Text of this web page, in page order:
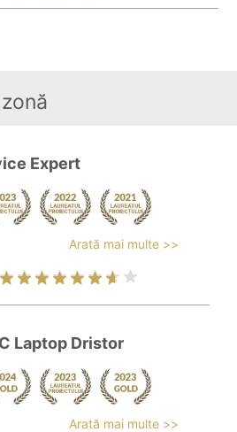
Expert
Arată mai multe >>
Laptop Dristor
Arată mai multe >>